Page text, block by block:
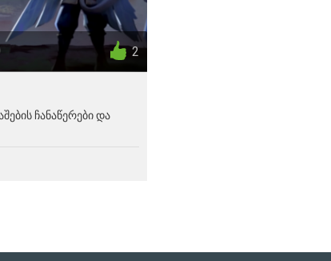
2
ჩანაწერები და